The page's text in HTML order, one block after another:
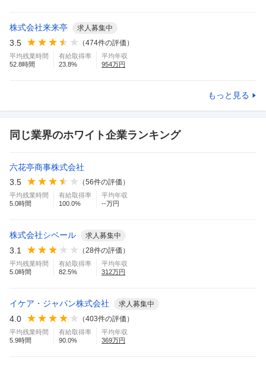
株式会社来来亭 求人募集中
3.5 （474件の評価）
平均残業時間
52.8時間
有給取得率
23.8%
平均年収
954万円
もっと見る
同じ業界のホワイト企業ランキング
六花亭商事株式会社
3.5
（56件の評価）
平均残業時間
5.0時間
有給取得率
100.0%
平均年収
--万円
株式会社シベール 求人募集中
3.1 （28件の評価）
平均残業時間
5.0時間
有給取得率
82.5%
平均年収
312万円
イケア・ジャパン株式会社 求人募集中
4.0 （403件の評価）
平均残業時間
5.9時間
有給取得率
90.0%
平均年収
369万円